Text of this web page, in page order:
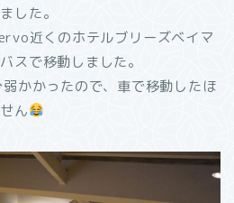
した。
近くのホテルブリーズベイマ
スで移動しました。
かかったので、車で移動したほ
ん